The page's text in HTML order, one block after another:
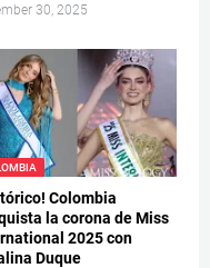
30, 2025
Colombia
la corona de Miss
2025 con
Duque